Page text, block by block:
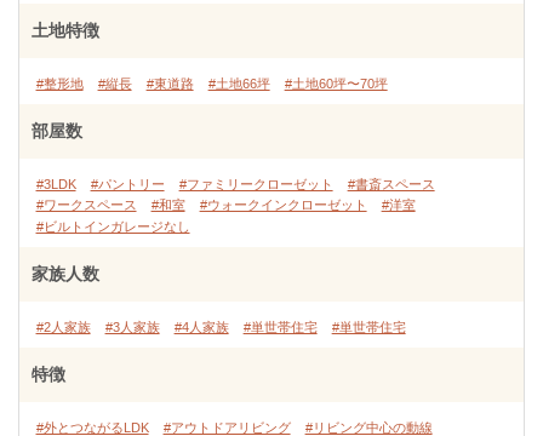
土地特徴
#整形地 #縦長 #東道路 #土地66坪 #土地60坪〜70坪
部屋数
#3LDK #パントリー #ファミリークローゼット
#書斎スペース
#ワークスペース
#和室 #ウォークインクローゼット
#洋室
#ビルトインガレージなし
家族人数
#2人家族 #3人家族 #4人家族 #単世帯住宅 #単世帯住宅
特徴
#外とつながるLDK #アウトドアリビング
#リビング中心の動線